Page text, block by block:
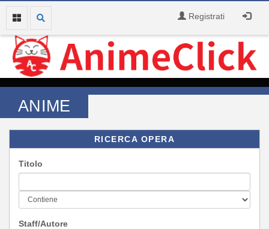
Registrati
ANIME
RICERCA OPERA
Titolo
Staff/Autore